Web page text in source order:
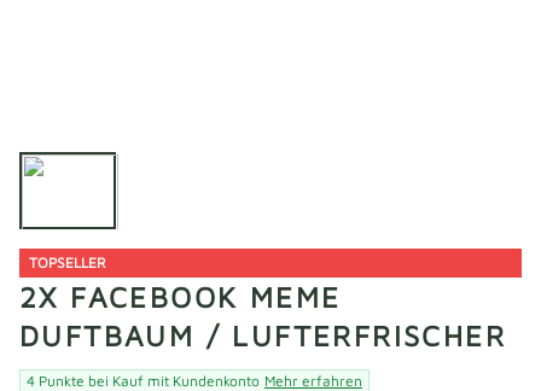
TOPSELLER
2X FACEBOOK MEME
DUFTBAUM / LUFTERFRISCHER
4 Punkte bei Kauf mit Kundenkonto Mehr erfahren